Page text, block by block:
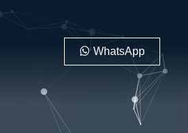
WhatsApp